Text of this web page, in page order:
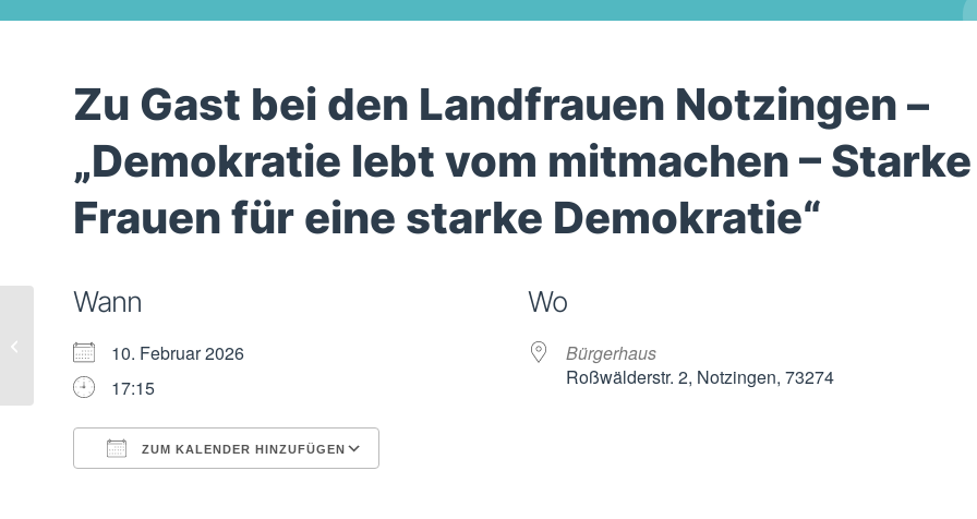
Zu Gast bei den Landfrauen Notzingen –
„Demokratie lebt vom mitmachen – Starke
Frauen für eine starke Demokratie“
Wann
10. Februar 2026
17:15
ZUM KALENDER HINZUFÜGEN
Wo
Bürgerhaus
Roßwälderstr. 2, Notzingen, 73274
Podiumsdiskussion
Jugendliche –
Antworten zu